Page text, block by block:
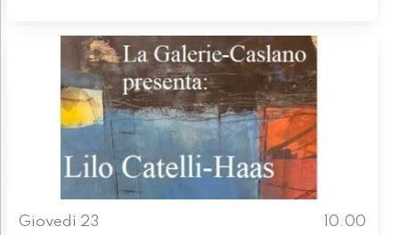
Giovedì 23
10.00